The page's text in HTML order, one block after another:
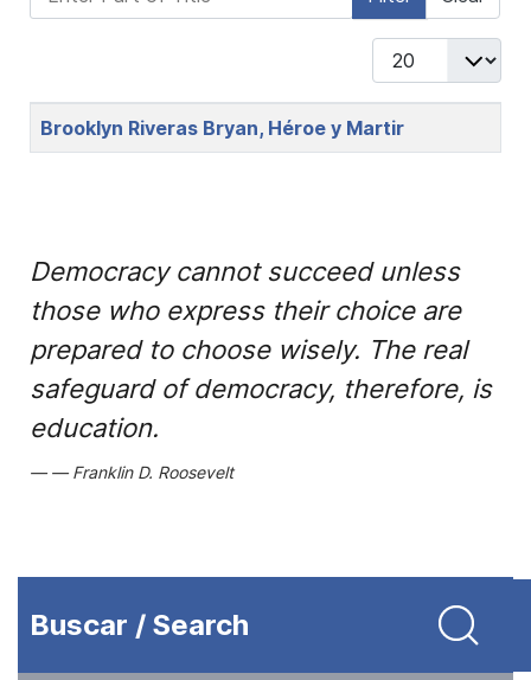
Display #
Title
Brooklyn Riveras Bryan, Héroe y Martir
Democracy cannot succeed unless
those who express their choice are
prepared to choose wisely. The real
safeguard of democracy, therefore, is
education.
Franklin D. Roosevelt
Buscar / Search